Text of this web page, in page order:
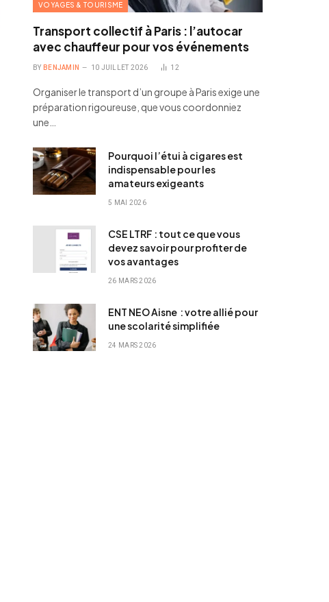
VOYAGES & TOURISME
Transport collectif à Paris : l’autocar
avec chauffeur pour vos événements
BY BENJAMIN 10 JUILLET 2026 12
Organiser le transport d’un groupe à Paris exige une
préparation rigoureuse, que vous coordonniez
une…
Pourquoi l’étui à cigares est
indispensable pour les
amateurs exigeants
5 MAI 2026
CSE LTRF : tout ce que vous
devez savoir pour profiter de
vos avantages
26 MARS 2026
ENT NEO Aisne : votre allié pour
une scolarité simplifiée
24 MARS 2026